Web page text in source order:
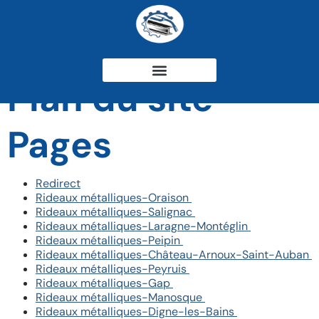
Plan du site
Pages
Redirect
Rideaux métalliques-Oraison
Rideaux métalliques-Salignac
Rideaux métalliques-Laragne-Montéglin
Rideaux métalliques-Peipin
Rideaux métalliques-Château-Arnoux-Saint-Auban
Rideaux métalliques-Peyruis
Rideaux métalliques-Gap
Rideaux métalliques-Manosque
Rideaux métalliques-Digne-les-Bains